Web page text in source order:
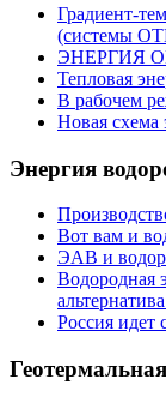
Градиент-
(системы
ЭНЕРГИЯ
Тепловая
В рабочем
Новая схема
Энергия
Вот вам и
ЭАВ и
Водородная
Россия идет
Геотермальная